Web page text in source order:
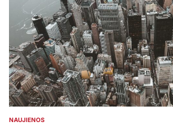
POSTED
NAUJIENOS